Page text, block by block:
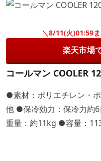
＼8/11(火)01:59
楽天市場
コールマン COOLER
●素材：ポリエチレン・
他 ●保冷効力：保冷力約
重量：約11kg ●容量：